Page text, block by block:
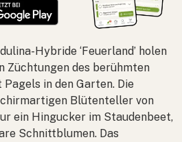
-Hybride ‘Feuerland’ holen
Züchtungen des berühmten
in den Garten. Die
Blütenteller von
ein Hingucker im Staudenbeet,
Schnittblumen. Das